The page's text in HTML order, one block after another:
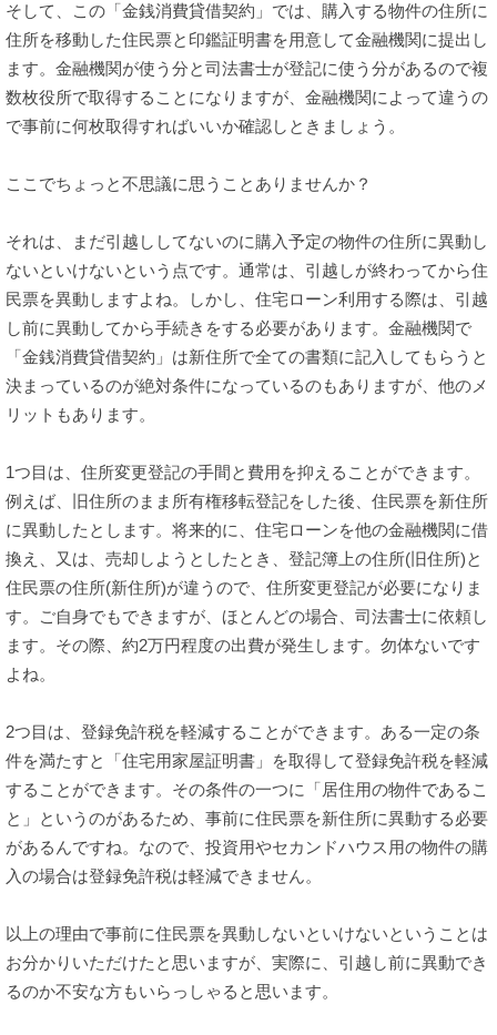
そして、この「金銭消費貸借契約」では、購入する物件の住所に
住所を移動した住民票と印鑑証明書を用意して金融機関に提出し
ます。金融機関が使う分と司法書士が登記に使う分があるので複
数枚役所で取得することになりますが、金融機関によって違うの
で事前に何枚取得すればいいか確認しときましょう。
ここでちょっと不思議に思うことありませんか？
それは、まだ引越ししてないのに購入予定の物件の住所に異動し
ないといけないという点です。通常は、引越しが終わってから住
民票を異動しますよね。しかし、住宅ローン利用する際は、引越
し前に異動してから手続きをする必要があります。金融機関で
「金銭消費貸借契約」は新住所で全ての書類に記入してもらうと
決まっているのが絶対条件になっているのもありますが、他のメ
リットもあります。
1つ目は、住所変更登記の手間と費用を抑えることができます。
例えば、旧住所のまま所有権移転登記をした後、住民票を新住所
に異動したとします。将来的に、住宅ローンを他の金融機関に借
換え、又は、売却しようとしたとき、登記簿上の住所(旧住所)と
住民票の住所(新住所)が違うので、住所変更登記が必要になりま
す。ご自身でもできますが、ほとんどの場合、司法書士に依頼し
ます。その際、約2万円程度の出費が発生します。勿体ないです
よね。
2つ目は、登録免許税を軽減することができます。ある一定の条
件を満たすと「住宅用家屋証明書」を取得して登録免許税を軽減
することができます。その条件の一つに「居住用の物件であるこ
と」というのがあるため、事前に住民票を新住所に異動する必要
があるんですね。なので、投資用やセカンドハウス用の物件の購
入の場合は登録免許税は軽減できません。
以上の理由で事前に住民票を異動しないといけないということは
お分かりいただけたと思いますが、実際に、引越し前に異動でき
るのか不安な方もいらっしゃると思います。